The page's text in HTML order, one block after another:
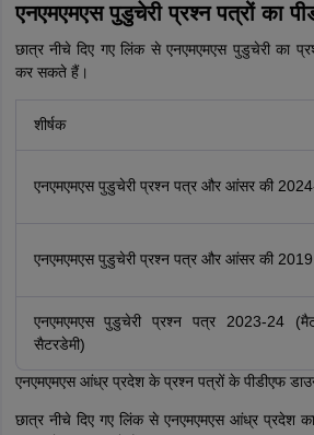
एनएमएमएस पुडुचेरी प्रश्न पत्रों का
छात्र नीचे दिए गए लिंक से एनएमएमएस पुडुचेरी का
कर सकते हैं।
शीर्षक
एनएमएमएस पुडुचेरी प्रश्न पत्र और आंसर की
एनएमएमएस पुडुचेरी प्रश्न पत्र और आंसर की 2019
एनएमएमएस पुडुचेरी प्रश्न पत्र 2023-24
सैटरडेमी)
एनएमएमएस आंध्र प्रदेश के प्रश्न पत्रों के पीडीएफ
छात्र नीचे दिए गए लिंक से एनएमएमएस आंध्र प्रदेश